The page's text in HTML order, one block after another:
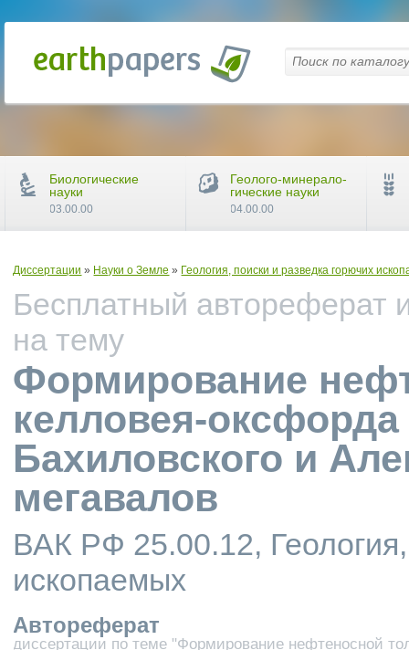
Диссертации » Науки о Земле » Геология, поиски и разведка горючих
Бесплатный автореферат
на тему
Формирование
келловея-
Бахиловского и
мегавалов
ВАК РФ 25.00.12,
ископаемых
Автореферат
диссертации по теме "Формирование нефтеносной
Биологические
науки
03.00.00
Геолого-минерало-
гические науки
04.00.00